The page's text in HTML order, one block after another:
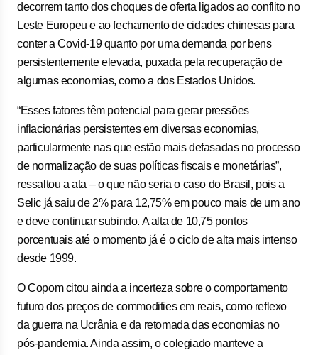
decorrem tanto dos choques de oferta ligados ao conflito no
Leste Europeu e ao fechamento de cidades chinesas para
conter a Covid-19 quanto por uma demanda por bens
persistentemente elevada, puxada pela recuperação de
algumas economias, como a dos Estados Unidos.
“Esses fatores têm potencial para gerar pressões
inflacionárias persistentes em diversas economias,
particularmente nas que estão mais defasadas no processo
de normalização de suas políticas fiscais e monetárias”,
ressaltou a ata – o que não seria o caso do Brasil, pois a
Selic já saiu de 2% para 12,75% em pouco mais de um ano
e deve continuar subindo. A alta de 10,75 pontos
porcentuais até o momento já é o ciclo de alta mais intenso
desde 1999.
O Copom citou ainda a incerteza sobre o comportamento
futuro dos preços de commodities em reais, como reflexo
da guerra na Ucrânia e da retomada das economias no
pós-pandemia. Ainda assim, o colegiado manteve a